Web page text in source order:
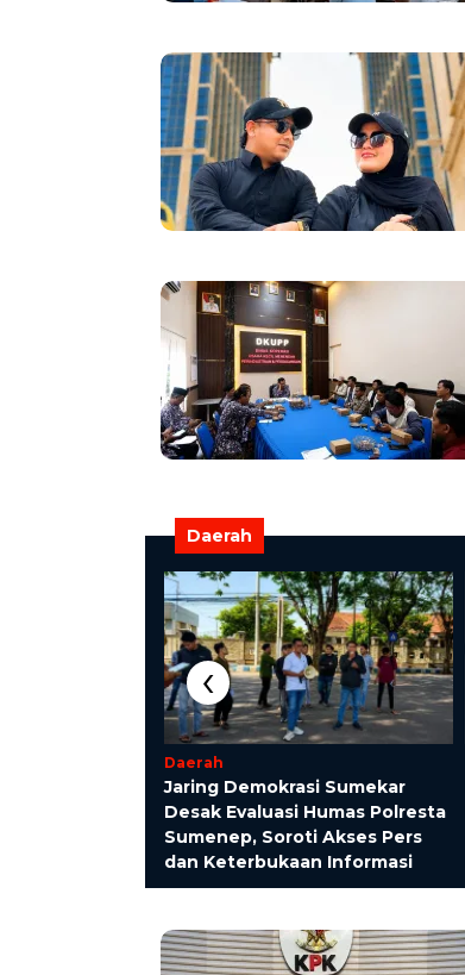
Daerah
Daerah
Jaring Demokrasi Sumekar
Desak Evaluasi Humas Polresta
Sumenep, Soroti Akses Pers
dan Keterbukaan Informasi
‹